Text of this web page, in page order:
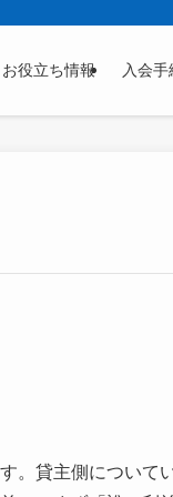
ービス株式会社公式サイ
お役立ち情報 入会手
。貸主側について